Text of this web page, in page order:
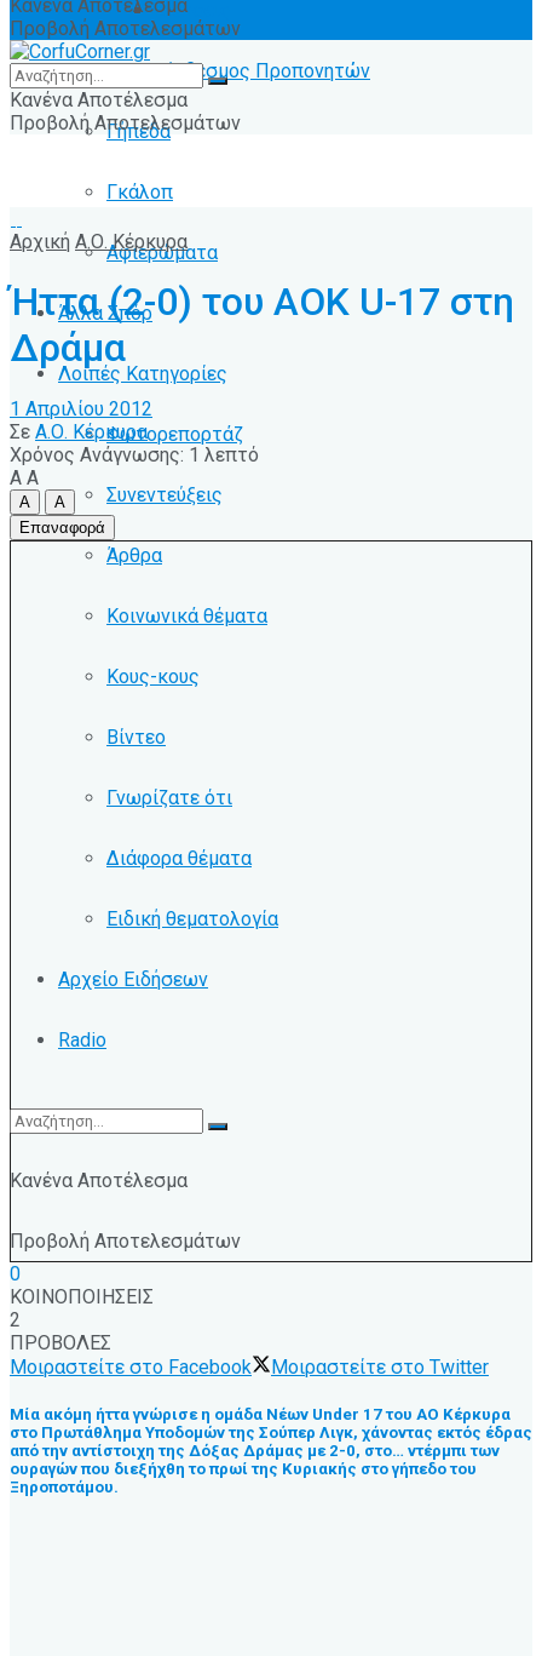
Ειδήσεις
Σύνδεσμος Προπονητών
Γήπεδα
Γκάλοπ
Αφιερώματα
Άλλα Σπόρ
Λοιπές Κατηγορίες
Φωτορεπορτάζ
Συνεντεύξεις
Άρθρα
Κοινωνικά θέματα
Κους-κους
Βίντεο
Γνωρίζατε ότι
Διάφορα θέματα
Ειδική θεματολογία
Αρχείο Ειδήσεων
Radio
Κανένα Αποτέλεσμα
Προβολή Αποτελεσμάτων
Κανένα Αποτέλεσμα
Προβολή Αποτελεσμάτων
Κανένα Αποτέλεσμα
Προβολή Αποτελεσμάτων
Αρχική Α.Ο. Κέρκυρα
Ήττα (2-0) του ΑΟΚ U-17 στη
Δράμα
1 Απριλίου 2012
Σε Α.Ο. Κέρκυρα
Χρόνος Ανάγνωσης: 1 λεπτό
A A
A
A
Επαναφορά
0
ΚΟΙΝΟΠΟΙΗΣΕΙΣ
2
ΠΡΟΒΟΛΕΣ
Μοιραστείτε στο Facebook
Μοιραστείτε στο Twitter
Μία ακόμη ήττα γνώρισε η ομάδα Νέων Under 17 του ΑΟ Κέρκυρα
στο Πρωτάθλημα Υποδομών της Σούπερ Λιγκ, χάνοντας εκτός έδρας
από την αντίστοιχη της Δόξας Δράμας με 2-0, στο… ντέρμπι των
ουραγών που διεξήχθη το πρωί της Κυριακής στο γήπεδο του
Ξηροποτάμου.